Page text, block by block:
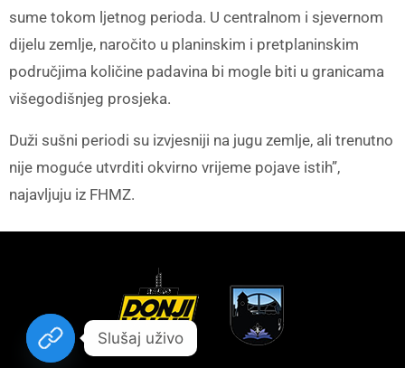
sume tokom ljetnog perioda. U centralnom i sjevernom
dijelu zemlje, naročito u planinskim i pretplaninskim
područjima količine padavina bi mogle biti u granicama
višegodišnjeg prosjeka.
Duži sušni periodi su izvjesniji na jugu zemlje, ali trenutno
nije moguće utvrditi okvirno vrijeme pojave istih”,
najavljuju iz FHMZ.
Slušaj uživo